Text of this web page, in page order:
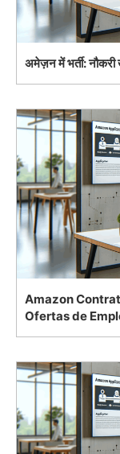
अमेज़न में भर्ती:
Amazon
Ofertas de